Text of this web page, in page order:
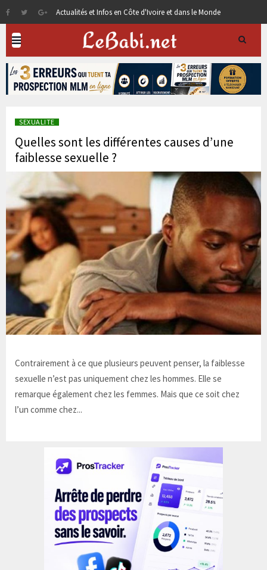
Actualités et Infos en Côte d'Ivoire et dans le Monde
SEXUALITE
Quelles sont les différentes causes d’une
faiblesse sexuelle ?
Contrairement à ce que plusieurs peuvent penser, la faiblesse
sexuelle n’est pas uniquement chez les hommes. Elle se
remarque également chez les femmes. Mais que ce soit chez
l’un comme chez...